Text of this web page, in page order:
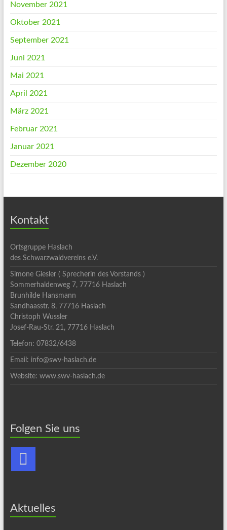
November 2021
Oktober 2021
September 2021
Juni 2021
Mai 2021
April 2021
März 2021
Februar 2021
Januar 2021
Dezember 2020
Kontakt
Ortsgruppe Haslach
des Schwarzwaldvereins e.V.
Simone Giesler ( Sprecherin des Vorstands )
Sommerhaldenweg 7, 77716 Haslach
Brunhilde Hansmann
Sandhaasstr. 8, 77716 Haslach
Christoph Wussler
Josef-Rau-Str. 21, 77716 Haslach
Telefon: 07832/6438
Email: info@swv-haslach.de
Website: www.swv-haslach.de
Folgen Sie uns
Aktuelles